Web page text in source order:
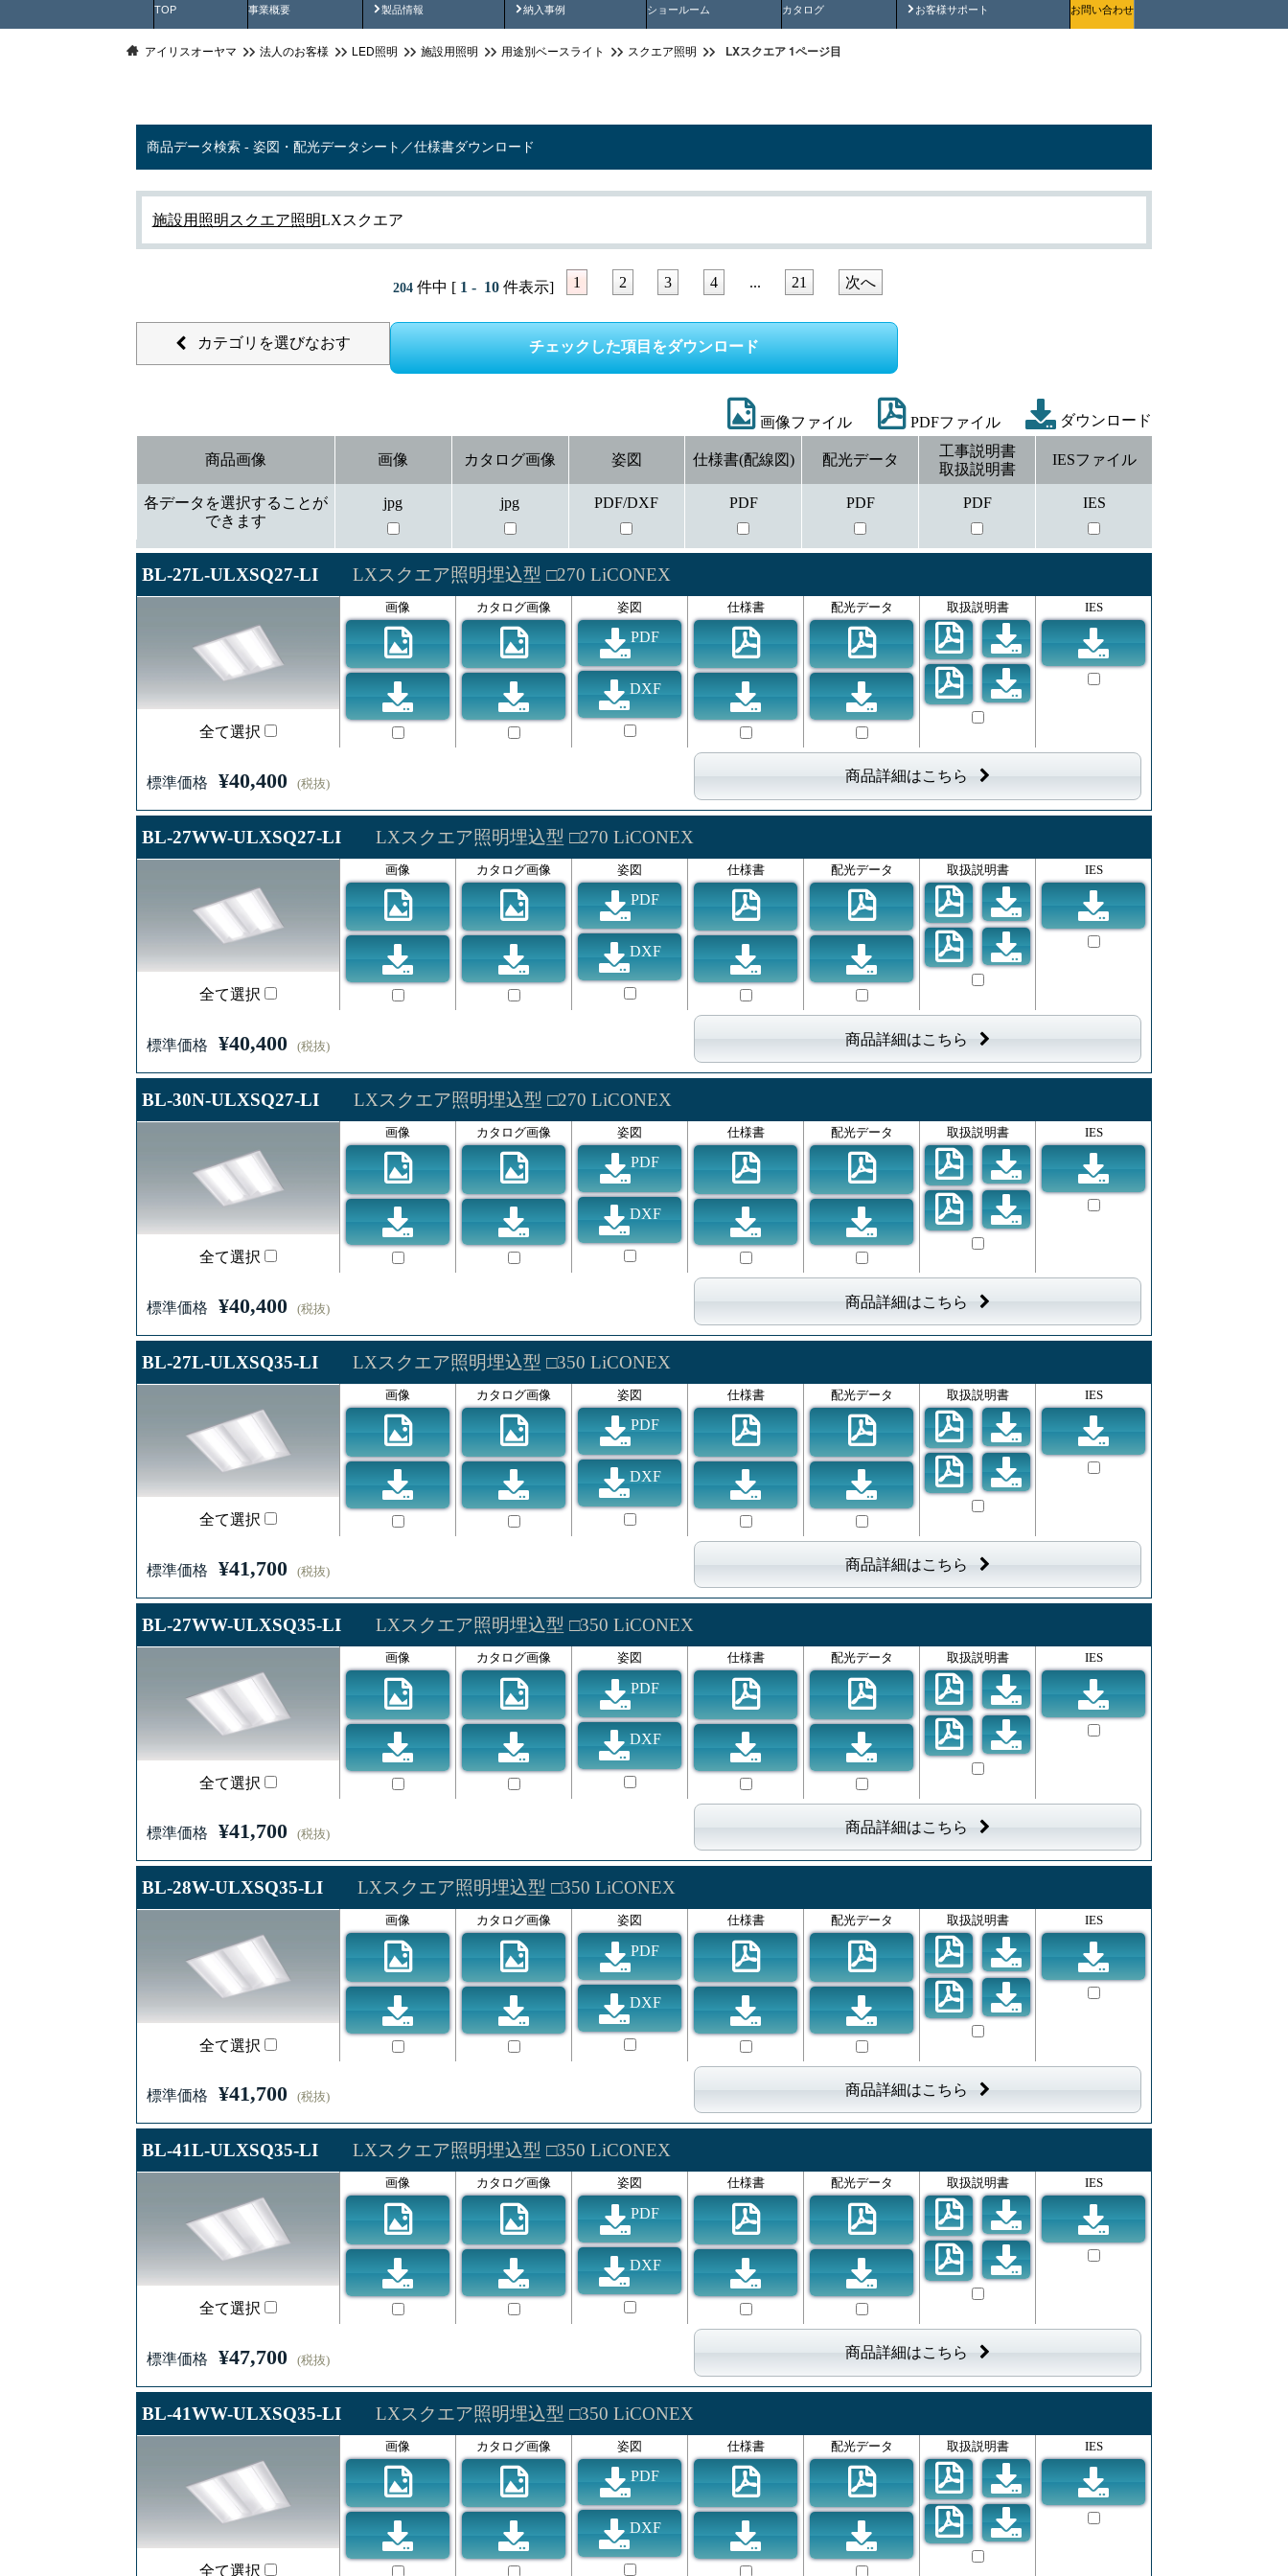
TOP 事業概要 製品情報
製品動画 納入事例
納入事例動画 ショールーム カタログ お客様サポート
安全にご使用いただくためにお問い合わせ
アイリスオーヤマ 法人のお客様 LED照明 施設用照明 用途別ベースライト スクエア照明 LXスクエア 1ページ目
商品データ検索 - 姿図・配光データシート／仕様書ダウンロード
施設用照明 スクエア照明LXスクエア
204件中 [ 1 - 10件表示] 1 2 3 4 ... 21 次へ
カテゴリを選びなおす
画像ファイル PDFファイル ダウンロード
商品画像
各データを選択することが
できます
画像
jpg
カタログ画像
jpg
姿図
PDF/DXF
仕様書(配線図)
PDF
配光データ
PDF
工事説明書
取扱説明書
PDF
IESファイル
IES
BL-27L-ULXSQ27-LI LXスクエア照明埋込型 □270 LiCONEX
全て選択
画像 カタログ画像 姿図
PDF
DXF
仕様書 配光データ 取扱説明書 IES
標準価格 ¥40,400 (税抜) 商品詳細はこちら
BL-27WW-ULXSQ27-LI LXスクエア照明埋込型 □270 LiCONEX
全て選択
画像 カタログ画像 姿図
PDF
DXF
仕様書 配光データ 取扱説明書 IES
標準価格 ¥40,400 (税抜) 商品詳細はこちら
BL-30N-ULXSQ27-LI LXスクエア照明埋込型 □270 LiCONEX
全て選択
画像 カタログ画像 姿図
PDF
DXF
仕様書 配光データ 取扱説明書 IES
標準価格 ¥40,400 (税抜) 商品詳細はこちら
BL-27L-ULXSQ35-LI LXスクエア照明埋込型 □350 LiCONEX
全て選択
画像 カタログ画像 姿図
PDF
DXF
仕様書 配光データ 取扱説明書 IES
標準価格 ¥41,700 (税抜) 商品詳細はこちら
BL-27WW-ULXSQ35-LI LXスクエア照明埋込型 □350 LiCONEX
全て選択
画像 カタログ画像 姿図
PDF
DXF
仕様書 配光データ 取扱説明書 IES
標準価格 ¥41,700 (税抜) 商品詳細はこちら
BL-28W-ULXSQ35-LI LXスクエア照明埋込型 □350 LiCONEX
全て選択
画像 カタログ画像 姿図
PDF
DXF
仕様書 配光データ 取扱説明書 IES
標準価格 ¥41,700 (税抜) 商品詳細はこちら
BL-41L-ULXSQ35-LI LXスクエア照明埋込型 □350 LiCONEX
全て選択
画像 カタログ画像 姿図
PDF
DXF
仕様書 配光データ 取扱説明書 IES
標準価格 ¥47,700 (税抜) 商品詳細はこちら
BL-41WW-ULXSQ35-LI LXスクエア照明埋込型 □350 LiCONEX
全て選択
画像 カタログ画像 姿図
PDF
DXF
仕様書 配光データ 取扱説明書 IES